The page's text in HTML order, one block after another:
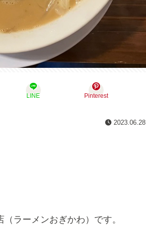
LINE Pinterest
2023.06.28
ラーメンおぎかわ）です。